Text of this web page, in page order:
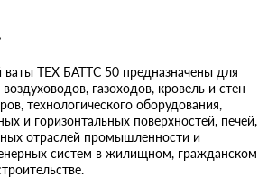
ТЕХ БАТТС 50 предназначены для
газоходов, кровель и стен
технологического оборудования,
и горизонтальных поверхностей, печей,
отраслей промышленности и
систем в жилищном, гражданском